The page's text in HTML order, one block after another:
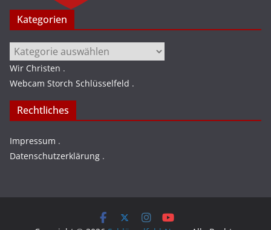
Kategorien
Kategorien
Wir Christen .
Webcam Storch Schlüsselfeld .
Rechtliches
Impressum .
Datenschutzerklärung .